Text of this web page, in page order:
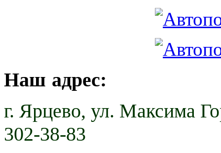
Наш адрес:
г. Ярцево, ул. Максима
302-38-83